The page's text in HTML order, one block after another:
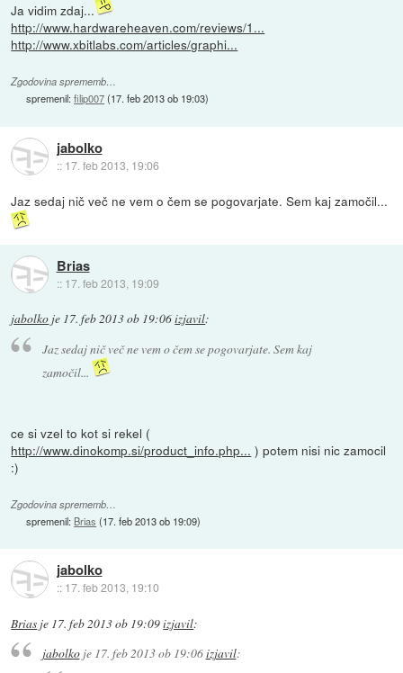
Ja vidim zdaj...
http://www.hardwareheaven.com/reviews/1...
http://www.xbitlabs.com/articles/graphi...
Zgodovina sprememb…
spremenil:filip007(17. feb 2013 ob 19:03)
jabolko
:: 17. feb 2013, 19:06
Jaz sedaj nič več ne vem o čem se pogovarjate. Sem kaj zamočil...
Brias
:: 17. feb 2013, 19:09
jabolko je 17. feb 2013 ob 19:06izjavil:
Jaz sedaj nič več ne vem o čem se pogovarjate. Sem kaj
zamočil...
ce si vzel to kot si rekel (
http://www.dinokomp.si/product_info.php... ) potem nisi nic zamocil
:)
Zgodovina sprememb…
spremenil: Brias (17. feb 2013 ob 19:09)
jabolko
:: 17. feb 2013, 19:10
Brias je 17. feb 2013 ob 19:09izjavil:
jabolkoje 17. feb 2013 ob 19:06izjavil: